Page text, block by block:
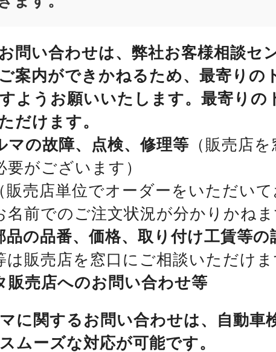
問い合わせは、弊社お客様相談セ
案内ができかねるため、最寄りの
ようお願いいたします。最寄りの
だけます。
マの故障、点検、修理等 （販売店
要がございます）
販売店単位でオーダーをいただい
名前でのご注文状況が分かりかねま
品の品番、価格、取り付け工賃等の
は販売店を窓口にご相談いただけま
販売店へのお問い合わせ等
に関するお問い合わせは、自動車
ムーズな対応が可能です。